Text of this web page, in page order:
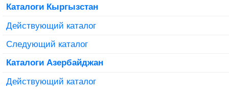
Каталоги Кыргызстан
Действующий каталог
Следующий каталог
Каталоги Азербайджан
Действующий каталог